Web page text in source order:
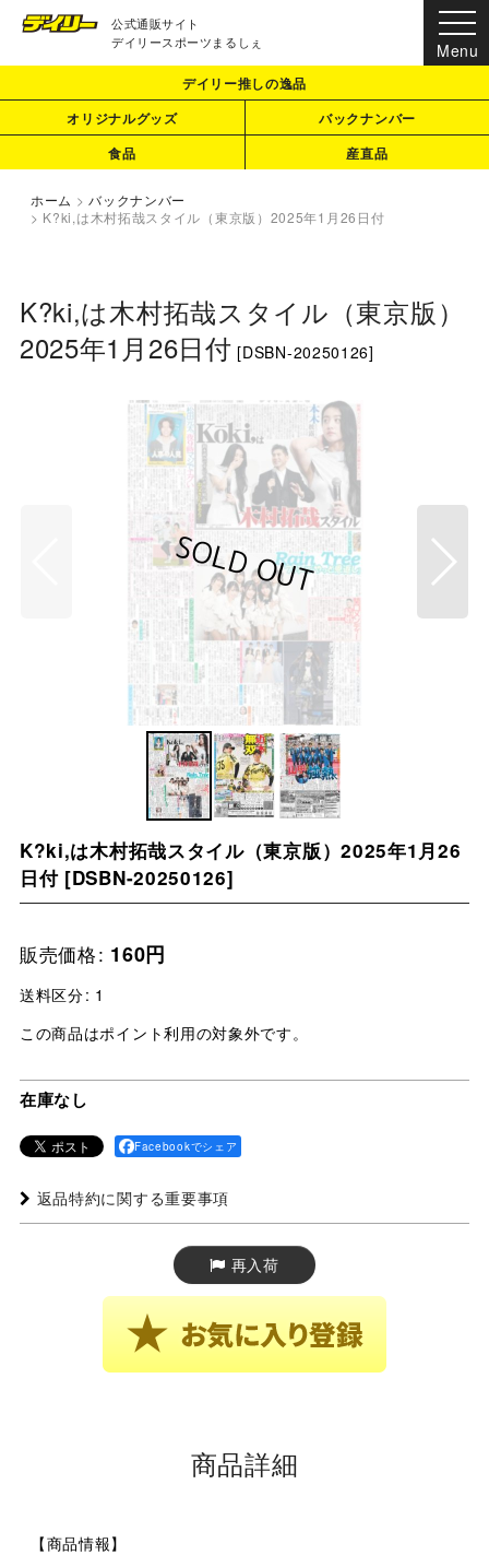
公式通販サイト
デイリースポーツまるしぇ
デイリー推しの逸品
オリジナルグッズ
バックナンバー
食品
産直品
ホーム > バックナンバー
> K?ki,は木村拓哉スタイル（東京版）2025年1月26日付
K?ki,は木村拓哉スタイル（東京版）
2025年1月26日付 [DSBN-20250126]
K?ki,は木村拓哉スタイル（東京版）2025年1月26
日付 [DSBN-20250126]
販売価格: 160円
送料区分: 1
この商品はポイント利用の対象外です。
在庫なし
Facebookでシェア
返品特約に関する重要事項
再入荷
商品詳細
【商品情報】